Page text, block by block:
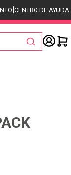
|CENTRO DE AYUDA